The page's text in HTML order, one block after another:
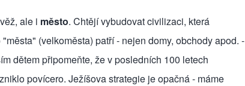
ale i město. Chtějí vybu­dovat civilizaci, která
(velko­města) patří ‑ nejen domy, obchody apod. ‑
dětem připomeňte, že v posledních 100 letech
povícero. Ježíšova strategie je opačná ‑ máme